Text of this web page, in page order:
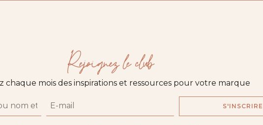
Rejoignez le club
chaque mois des inspirations et ressources pour votre marque
S'INSCRIRE